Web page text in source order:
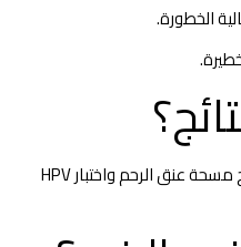
تصدر نتائج مسحة عنق الرحم واختبار HPV